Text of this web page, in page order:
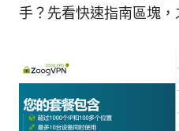
手？先看快速指南區塊，